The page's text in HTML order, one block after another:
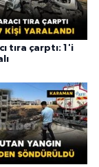
tıra çarptı: 1'i